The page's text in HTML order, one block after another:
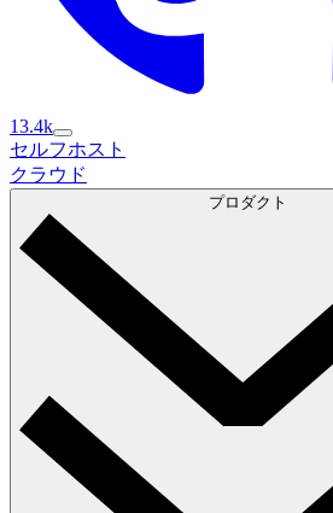
13.4k
セルフホスト
セルフホスト
クラウド
プロダクト